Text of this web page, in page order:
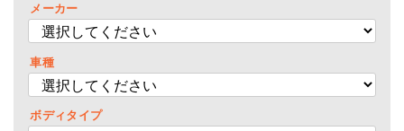
メーカー
車種
ボディタイプ